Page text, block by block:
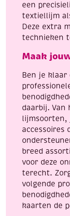
een
textiellijm
Deze extra
technieken
Maak
Ben je
daarbij. Van
lijmsoorten,
accessoires
breed
voor deze
terecht.
volgende
kaarten de